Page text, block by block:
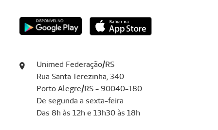
Unimed Federação/RS
Rua Santa Terezinha, 340
Porto Alegre/RS - 90040-180
De segunda a sexta-feira
Das 8h às 12h e 13h30 às 18h